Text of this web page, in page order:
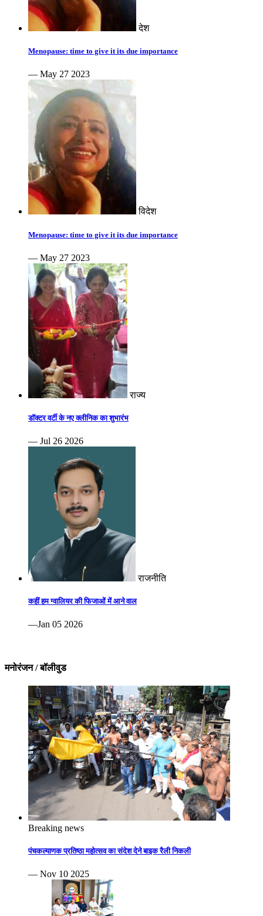
देश
Menopause: time to give it its due importance
— May 27 2023
विदेश
Menopause: time to give it its due importance
— May 27 2023
राज्य
डॉक्टर वर्टी के नए क्लीनिक का शुभारंभ
— Jul 26 2026
राजनीति
कहीं हम ग्वालियर की फिजाओं में आने वाल
—Jan 05 2026
मनोरंजन / बॉलीवुड
Breaking news
पंचकल्याणक प्रतिष्ठा महोत्सव का संदेश देने बाइक रैली निकली
— Nov 10 2025